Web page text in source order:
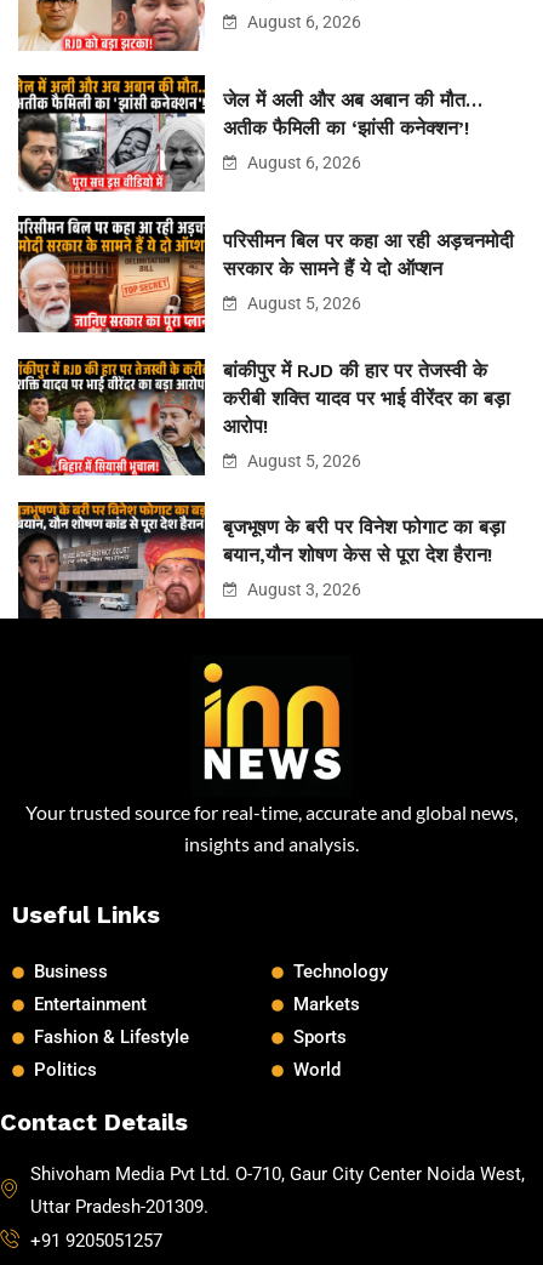
August 6, 2026
जेल में अली और अब अबान की मौत…
अतीक फैमिली का ‘झांसी कनेक्शन’!
August 6, 2026
परिसीमन बिल पर कहा आ रही अड़चनमोदी
सरकार के सामने हैं ये दो ऑप्शन
August 5, 2026
बांकीपुर में RJD की हार पर तेजस्वी के
करीबी शक्ति यादव पर भाई वीरेंदर का बड़ा
आरोप!
August 5, 2026
बृजभूषण के बरी पर विनेश फोगाट का बड़ा
बयान,यौन शोषण केस से पूरा देश हैरान!
August 3, 2026
Your trusted source for real-time, accurate and global news,
insights and analysis.
Useful Links
Business
Entertainment
Fashion & Lifestyle
Politics
Technology
Markets
Sports
World
Contact Details
Shivoham Media Pvt Ltd. O-710, Gaur City Center Noida West,
Uttar Pradesh-201309.
+91 9205051257